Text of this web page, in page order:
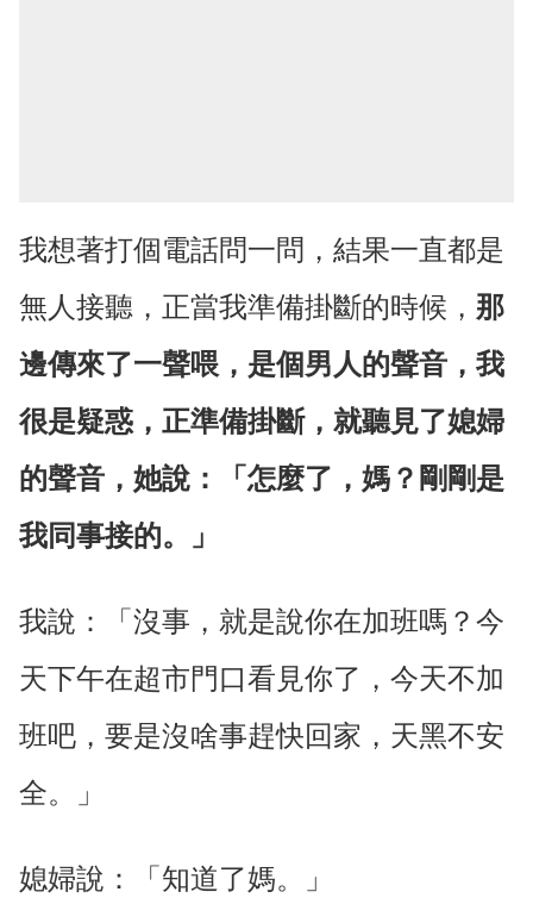
我想著打個電話問一問，結果一直都是
無人接聽，正當我準備掛斷的時候， 那
邊傳來了一聲喂，是個男人的聲音 ，我
很是疑惑，正準備掛斷，就聽見了媳婦
的聲音，她說：「怎麼了，媽？剛剛是
我同事接的。」
我說：「沒事，就是說你在加班嗎？今
天下午在超市門口看見你了，今天不加
班吧，要是沒啥事趕快回家，天黑不安
全。」
媳婦說：「知道了媽。」